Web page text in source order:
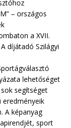
– országos
a XVII.
díjátadó Szilágyi
lehetőséget
segítséget
eredményeik
A képanyag
sport